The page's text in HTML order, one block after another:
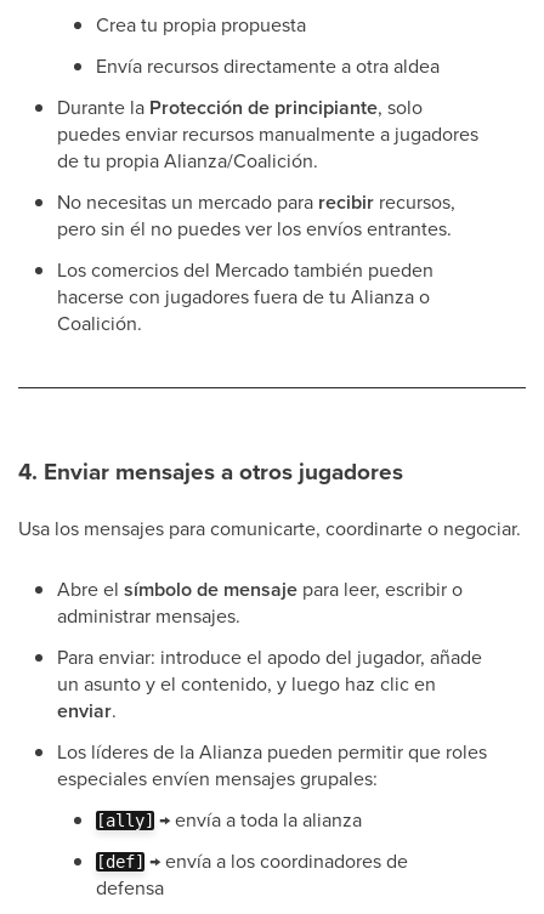
Crea tu propia propuesta
Envía recursos directamente a otra aldea
Durante la Protección de principiante, solo
puedes enviar recursos manualmente a jugadores
de tu propia Alianza/Coalición.
No necesitas un mercado para recibir recursos,
pero sin él no puedes ver los envíos entrantes.
Los comercios del Mercado también pueden
hacerse con jugadores fuera de tu Alianza o
Coalición.
4. Enviar mensajes a otros jugadores
Usa los mensajes para comunicarte, coordinarte o negociar.
Abre el símbolo de mensaje para leer, escribir o
administrar mensajes.
Para enviar: introduce el apodo del jugador, añade
un asunto y el contenido, y luego haz clic en
enviar.
Los líderes de la Alianza pueden permitir que roles
especiales envíen mensajes grupales:
[ally] → envía a toda la alianza
[def] → envía a los coordinadores de
defensa